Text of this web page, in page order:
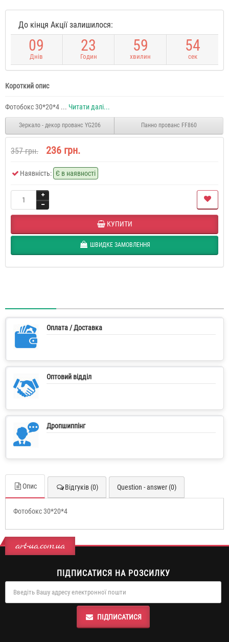
До кінця Акції залишилося:
09
Днів
23
Годин
59
хвилин
54
сек
Короткий опис
Фотобокс 30*20*4 ... Читати далі...
Зеркало - декор прованс YG206 Панно прованс FF860
357 грн. 236 грн.
Наявність: Є в наявності
КУПИТИ
ШВИДКЕ ЗАМОВЛЕННЯ
Оплата / Доставка
Оптовий відділ
Дропшиппінг
Опис Відгуків (0) Question - answer (0)
Фотобокс 30*20*4
art-ua.com.ua
ПІДПИСАТИСЯ НА РОЗСИЛКУ
ПІДПИСАТИСЯ